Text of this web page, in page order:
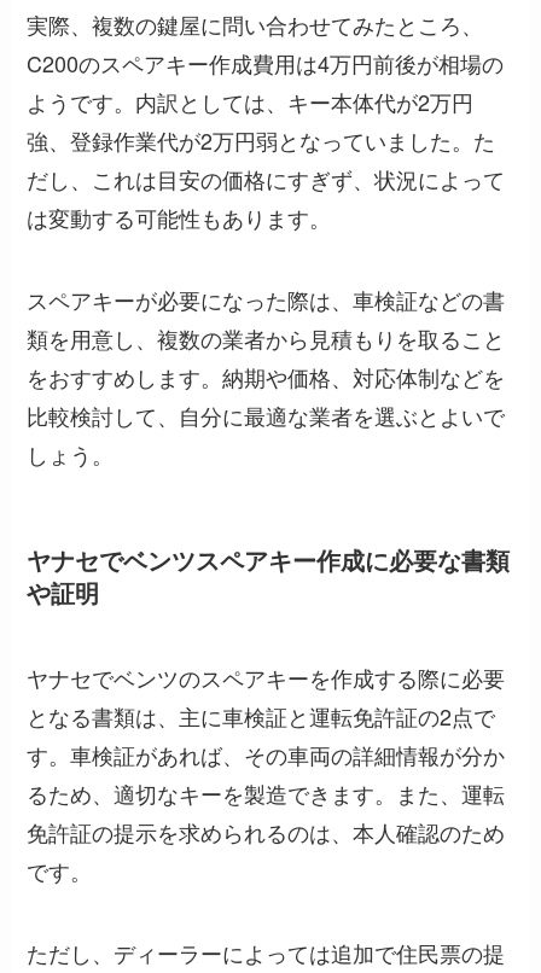
実際、複数の鍵屋に問い合わせてみたところ、
C200のスペアキー作成費用は4万円前後が相場の
ようです。内訳としては、キー本体代が2万円
強、登録作業代が2万円弱となっていました。た
だし、これは目安の価格にすぎず、状況によって
は変動する可能性もあります。
スペアキーが必要になった際は、車検証などの書
類を用意し、複数の業者から見積もりを取ること
をおすすめします。納期や価格、対応体制などを
比較検討して、自分に最適な業者を選ぶとよいで
しょう。
ヤナセでベンツスペアキー作成に必要な書類
や証明
ヤナセでベンツのスペアキーを作成する際に必要
となる書類は、主に車検証と運転免許証の2点で
す。車検証があれば、その車両の詳細情報が分か
るため、適切なキーを製造できます。また、運転
免許証の提示を求められるのは、本人確認のため
です。
ただし、ディーラーによっては追加で住民票の提